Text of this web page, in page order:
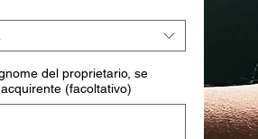
del proprietario, se
(facoltativo)